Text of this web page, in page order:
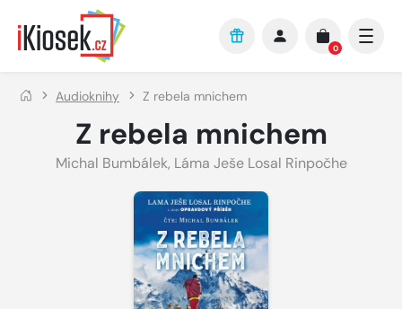
Přejít na hlavní obsah
0
Audioknihy Z rebela mnichem
Z rebela mnichem
Michal Bumbálek, Láma Ješe Losal Rinpočhe